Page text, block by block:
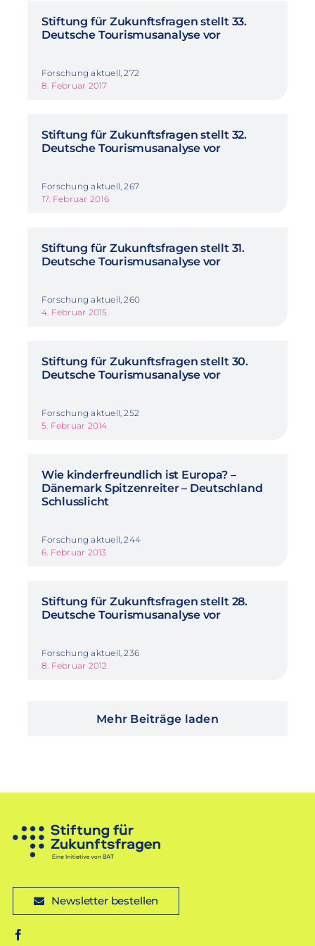
Stiftung für Zukunftsfragen stellt 33.
Deutsche Tourismusanalyse vor
Forschung aktuell, 272
8. Februar 2017
Stiftung für Zukunftsfragen stellt 32.
Deutsche Tourismusanalyse vor
Forschung aktuell, 267
17. Februar 2016
Stiftung für Zukunftsfragen stellt 31.
Deutsche Tourismusanalyse vor
Forschung aktuell, 260
4. Februar 2015
Stiftung für Zukunftsfragen stellt 30.
Deutsche Tourismusanalyse vor
Forschung aktuell, 252
5. Februar 2014
Wie kinderfreundlich ist Europa? –
Dänemark Spitzenreiter – Deutschland
Schlusslicht
Forschung aktuell, 244
6. Februar 2013
Stiftung für Zukunftsfragen stellt 28.
Deutsche Tourismusanalyse vor
Forschung aktuell, 236
8. Februar 2012
Mehr Beiträge laden
Newsletter bestellen